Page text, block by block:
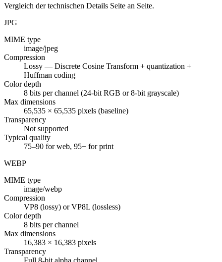
Vergleich der technischen Details Seite an Seite.
JPG
MIME type
image/jpeg
Compression
Lossy — Discrete Cosine Transform + quantization +
Huffman coding
Color depth
8 bits per channel (24-bit RGB or 8-bit grayscale)
Max dimensions
65,535 × 65,535 pixels (baseline)
Transparency
Not supported
Typical quality
75–90 for web, 95+ for print
WEBP
MIME type
image/webp
Compression
VP8 (lossy) or VP8L (lossless)
Color depth
8 bits per channel
Max dimensions
16,383 × 16,383 pixels
Transparency